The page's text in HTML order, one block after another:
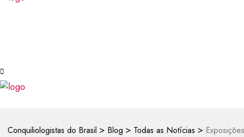
Conquiliologistas do Brasil > Blog > Todas as Notícias >